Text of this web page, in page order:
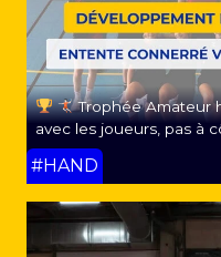
Trophée Amateur
avec les joueurs, pas à
#HAND